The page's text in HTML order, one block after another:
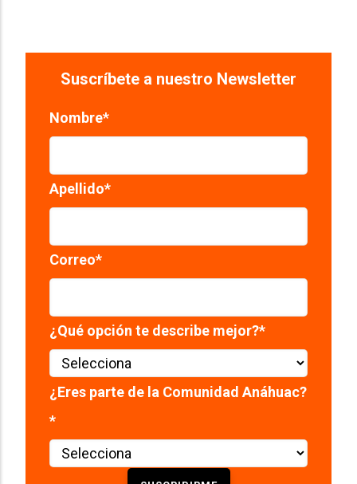
Suscríbete a nuestro Newsletter
Nombre*
Apellido*
Correo*
¿Qué opción te describe mejor?*
¿Eres parte de la Comunidad Anáhuac?
*